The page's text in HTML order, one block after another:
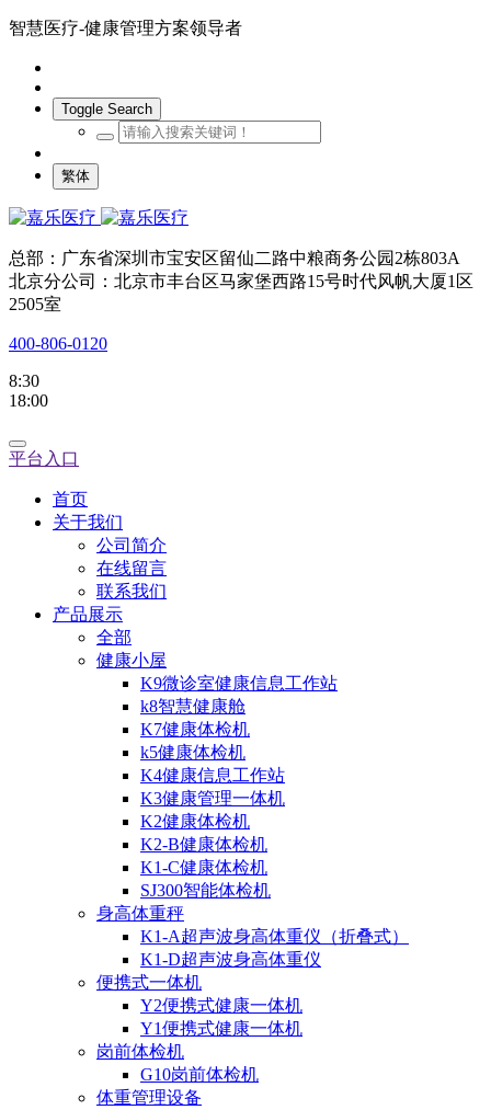
智慧医疗-健康管理方案领导者
Toggle Search
繁体
总部：广东省深圳市宝安区留仙二路中粮商务公园2栋803A
北京分公司：北京市丰台区马家堡西路15号时代风帆大厦1区
2505室
400-806-0120
8:30
18:00
平台入口
首页
关于我们
公司简介
在线留言
联系我们
产品展示
全部
健康小屋
K9微诊室健康信息工作站
k8智慧健康舱
K7健康体检机
k5健康体检机
K4健康信息工作站
K3健康管理一体机
K2健康体检机
K2-B健康体检机
K1-C健康体检机
SJ300智能体检机
身高体重秤
K1-A超声波身高体重仪（折叠式）
K1-D超声波身高体重仪
便携式一体机
Y2便携式健康一体机
Y1便携式健康一体机
岗前体检机
G10岗前体检机
体重管理设备